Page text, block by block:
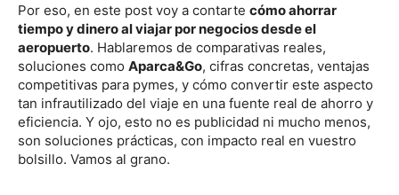
Por eso, en este post voy a contarte cómo ahorrar
tiempo y dinero al viajar por negocios desde el
aeropuerto. Hablaremos de comparativas reales,
soluciones como Aparca&Go, cifras concretas, ventajas
competitivas para pymes, y cómo convertir este aspecto
tan infrautilizado del viaje en una fuente real de ahorro y
eficiencia. Y ojo, esto no es publicidad ni mucho menos,
son soluciones prácticas, con impacto real en vuestro
bolsillo. Vamos al grano.